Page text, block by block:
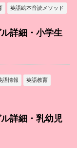
英語絵本音読メソッド
詳細・小学生
語情報 英語教育
詳細・乳幼児